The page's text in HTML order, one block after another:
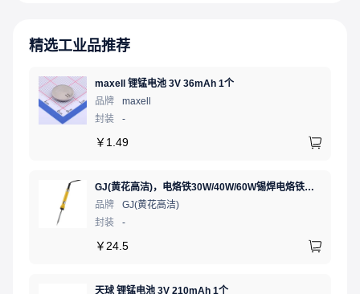
精选工业品推荐
maxell 锂锰电池 3V 36mAh 1个
品牌
maxell
封装
-
￥ 1.49
GJ(黄花高洁)，电烙铁30W/40W/60W锡焊电烙铁焊接工具电焊笔手机电子维修（内热35W），NO.435(35W)
品牌
GJ(黄花高洁)
封装
-
￥ 24.5
天球 锂锰电池 3V 210mAh 1个